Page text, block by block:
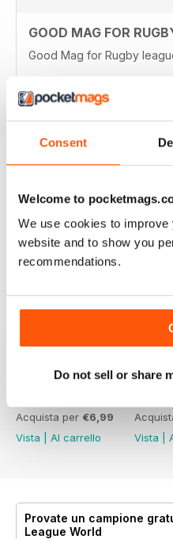
Consent
Welcome to
We use cookies to
website and to show you
recommendations.
Do not sell or share
GOOD MAG FOR
Good Mag for Rugby
EDIZIONI INDIETRO
Acquista per €6,99
Vista
Al carrello
Vista
Provate un campione
League World